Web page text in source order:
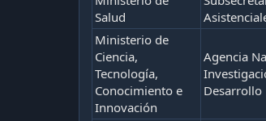
Salud
Ministerio de
Ciencia,
Tecnología,
Conocimiento e
Innovación
Agencia
Desarrollo